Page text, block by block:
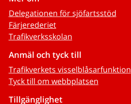
Delegationen för sjöfartsstöd
Färjerederiet
Trafikverksskolan
Anmäl och tyck till
Trafikverkets visselblåsarfunktion
Tyck till om webbplatsen
Tillgänglighet